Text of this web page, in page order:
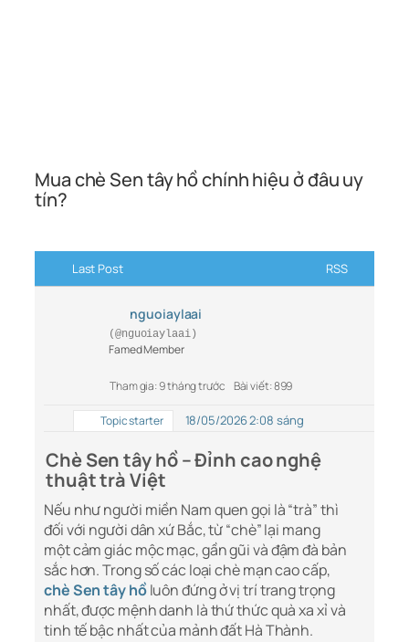
Mua chè Sen tây hồ chính hiệu ở đâu uy
tín?
Last Post RSS
nguoiaylaai
(@nguoiaylaai)
Famed Member
Tham gia: 9 tháng trước Bài viết: 899
Topic starter 18/05/2026 2:08 sáng
Chè Sen tây hồ – Đỉnh cao nghệ
thuật trà Việt
Nếu như người miền Nam quen gọi là “trà” thì
đối với người dân xứ Bắc, từ “chè” lại mang
một cảm giác mộc mạc, gần gũi và đậm đà bản
sắc hơn. Trong số các loại chè mạn cao cấp,
chè Sen tây hồluôn đứng ở vị trí trang trọng
nhất, được mệnh danh là thứ thức quà xa xỉ và
tinh tế bậc nhất của mảnh đất Hà Thành.